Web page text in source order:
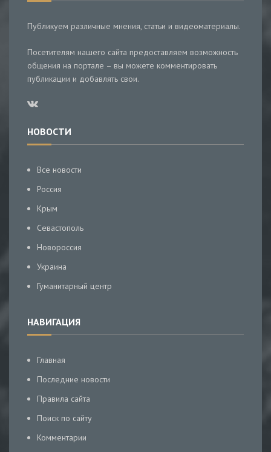
Публикуем различные мнения, статьи и видеоматериалы.
Посетителям нашего сайта предоставляем возможность
общения на портале – вы можете комментировать
публикации и добавлять свои.
НОВОСТИ
Все новости
Россия
Крым
Севастополь
Новороссия
Украина
Гуманитарный центр
НАВИГАЦИЯ
Главная
Последние новости
Правила сайта
Поиск по сайту
Комментарии